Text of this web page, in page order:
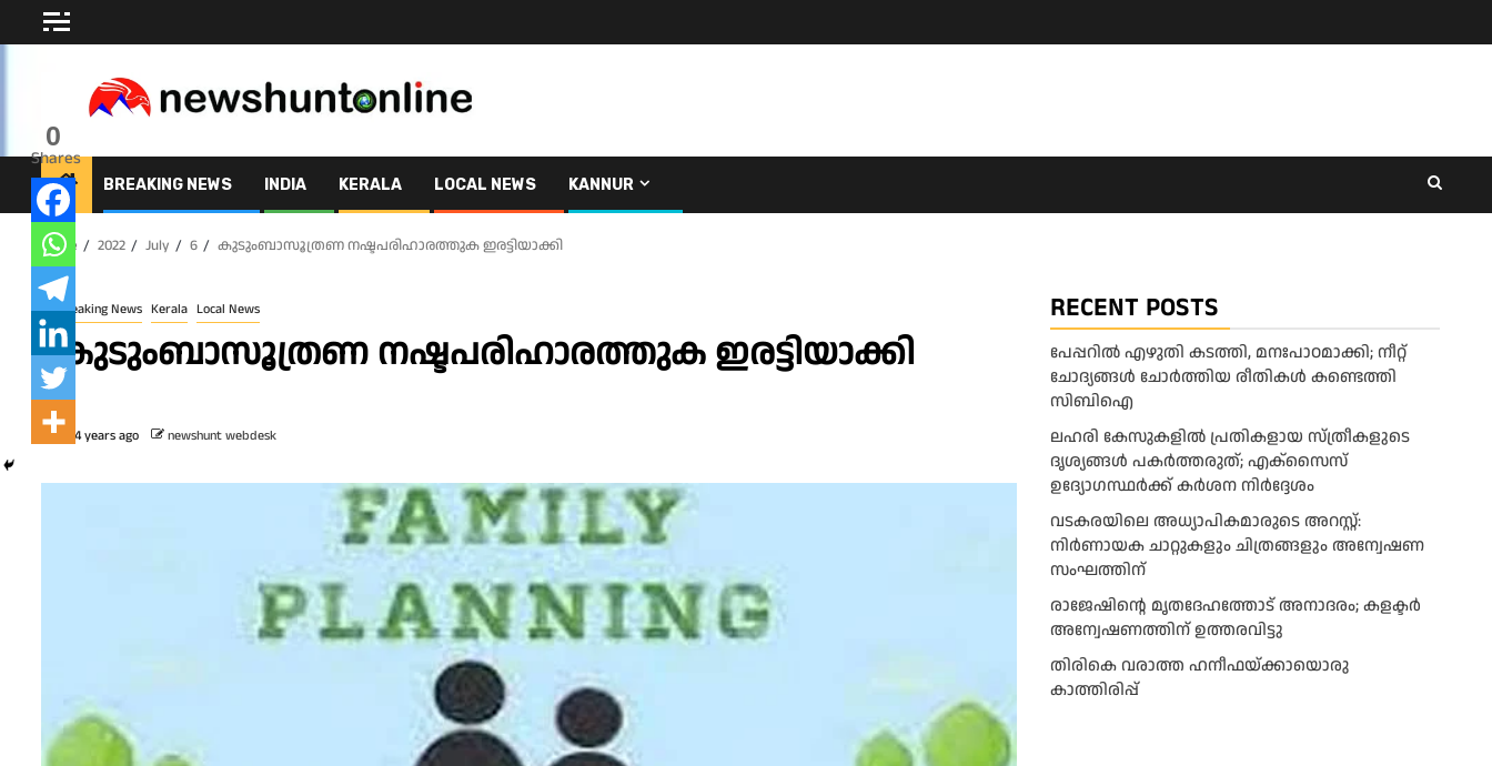
to
BREAKING NEWS INDIA KERALA LOCAL NEWS KANNUR
Home 2022 July 6 കുടുംബാസൂത്രണ നഷ്ടപരിഹാരത്തുക ഇരട്ടിയാക്കി
Breaking News Kerala Local News
കുടുംബാസൂത്രണ നഷ്ടപരിഹാരത്തുക ഇരട്ടിയാക്കി
4 years ago newshunt webdesk
0
Shares
RECENT POSTS
പേപ്പറിൽ എഴുതി കടത്തി, മനഃപാഠമാക്കി; നീറ്റ്
ചോദ്യങ്ങൾ ചോർത്തിയ രീതികൾ കണ്ടെത്തി
സിബിഐ
ലഹരി കേസുകളിൽ പ്രതികളായ സ്ത്രീകളുടെ
ദൃശ്യങ്ങൾ പകർത്തരുത്; എക്‌സൈസ്
ഉദ്യോഗസ്ഥർക്ക് കർശന നിർദ്ദേശം
വടകരയിലെ അധ്യാപികമാരുടെ അറസ്റ്റ്:
നിർണായക ചാറ്റുകളും ചിത്രങ്ങളും അന്വേഷണ
സംഘത്തിന്
രാജേഷിന്റെ മൃതദേഹത്തോട് അനാദരം; കളക്ടർ
അന്വേഷണത്തിന് ഉത്തരവിട്ടു
തിരികെ വരാത്ത ഹനീഫയ്ക്കായൊരു
കാത്തിരിപ്പ്